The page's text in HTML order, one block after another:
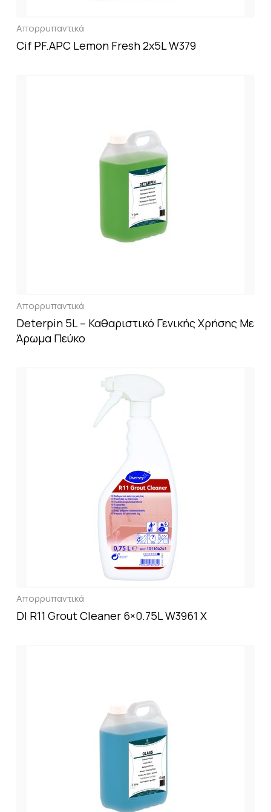
Απορρυπαντικά
Cif PF.APC Lemon Fresh 2x5L W379
Απορρυπαντικά
Deterpin 5L – Καθαριστικό Γενικής Χρήσης Με
Άρωμα Πεύκο
Απορρυπαντικά
DI R11 Grout Cleaner 6×0.75L W3961 X